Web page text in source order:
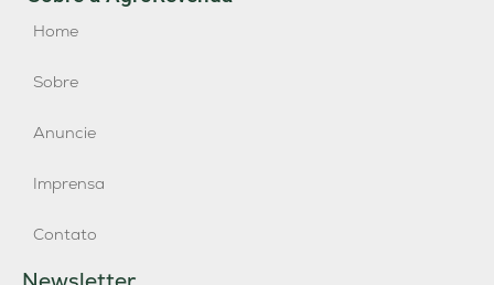
Home
Sobre
Anuncie
Imprensa
Contato